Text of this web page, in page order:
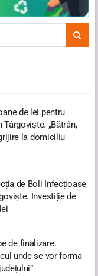
de lei pentru
„Bătrân,
la domiciliu
de Boli Infecțioase
Investiție de
de finalizare.
unde se vor forma